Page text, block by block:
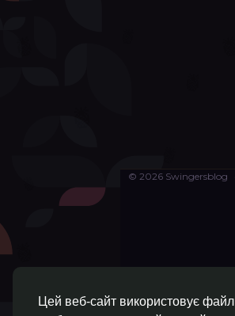
Цей веб-сайт використовує
© 2026 Swingersblog